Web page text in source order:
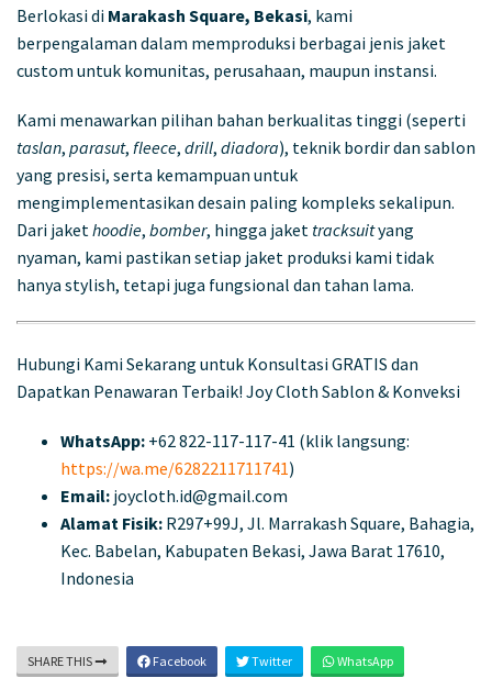
Berlokasi di Marakash Square, Bekasi, kami
berpengalaman dalam memproduksi berbagai jenis jaket
custom untuk komunitas, perusahaan, maupun instansi.
Kami menawarkan pilihan bahan berkualitas tinggi (seperti
taslan, parasut, fleece, drill, diadora), teknik bordir dan sablon
yang presisi, serta kemampuan untuk
mengimplementasikan desain paling kompleks sekalipun.
Dari jaket hoodie, bomber, hingga jaket tracksuityang
nyaman, kami pastikan setiap jaket produksi kami tidak
hanya stylish, tetapi juga fungsional dan tahan lama.
Hubungi Kami Sekarang untuk Konsultasi GRATIS dan
Dapatkan Penawaran Terbaik! Joy Cloth Sablon & Konveksi
WhatsApp: +62 822-117-117-41 (klik langsung:
https://wa.me/6282211711741)
Email: joycloth.id@gmail.com
Alamat Fisik: R297+99J, Jl. Marrakash Square, Bahagia,
Kec. Babelan, Kabupaten Bekasi, Jawa Barat 17610,
Indonesia
SHARE THIS Facebook Twitter WhatsApp